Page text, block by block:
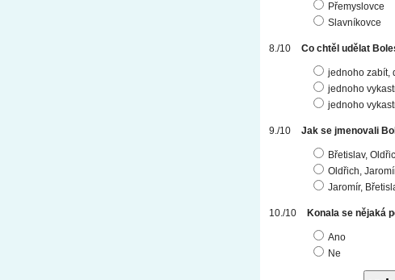
Přemyslovce
Slavníkovce
Co chtěl udělat
jednoho zabít,
jednoho
jednoho
Jak se jmenovali
Břetislav,
Oldřich,
Jaromír,
Konala se nějaká
Ano
Ne